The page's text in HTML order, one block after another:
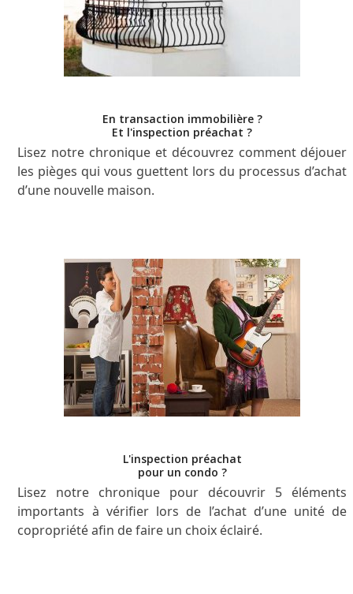
En transaction immobilière ?
Et l'inspection préachat ?
Lisez notre chronique et découvrez comment déjouer
les pièges qui vous guettent lors du processus d’achat
d’une nouvelle maison.
L'inspection préachat
pour un condo ?
Lisez notre chronique pour découvrir 5 éléments
importants à vérifier lors de l’achat d’une unité de
copropriété afin de faire un choix éclairé.